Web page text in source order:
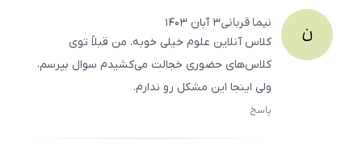
ن نیماقربانی۳ آبان ۱۴۰۳
کلاس آنلاین علوم خیلی خوبه. من قبلاً توی
کلاس‌های حضوری خجالت می‌کشیدم سوال بپرسم،
ولی اینجا این مشکل رو ندارم.
پاسخ